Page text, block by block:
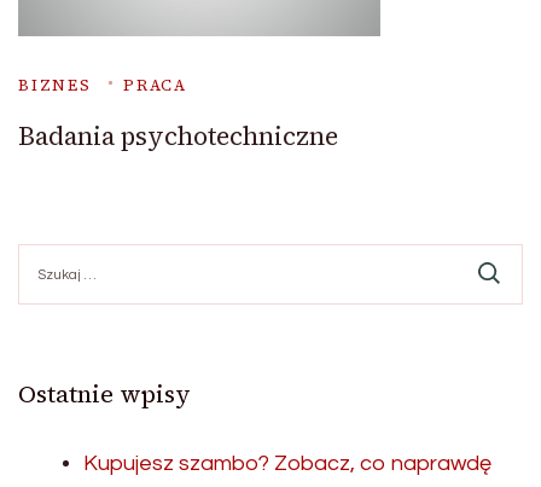
BIZNES PRACA
Badania psychotechniczne
Ostatnie wpisy
Kupujesz szambo? Zobacz, co naprawdę